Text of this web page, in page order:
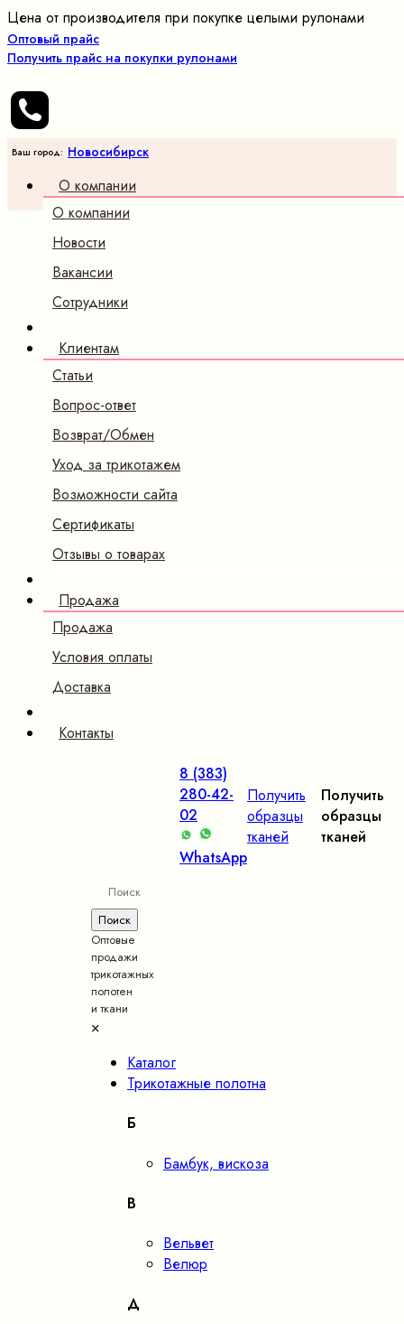
Цена от производителя при покупке целыми рулонами
Оптовый прайс
Получить прайс на покупки рулонами
Ваш город: Новосибирск
О компании
О компании
Новости
Вакансии
Сотрудники
Клиентам
Статьи
Вопрос-ответ
Возврат/Обмен
Уход за трикотажем
Возможности сайта
Сертификаты
Отзывы о товарах
Продажа
Продажа
Условия оплаты
Доставка
Контакты
8 (383)
280-42-
02
WhatsApp
Получить
образцы
тканей
Получить
образцы
тканей
Оптовые
продажи
трикотажных
полотен
и ткани
×
Каталог
Трикотажные полотна
Б
Бамбук, вискоза
В
Вельвет
Велюр
Д